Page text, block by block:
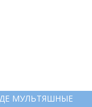
МУЛЬТЯШНЫЕ